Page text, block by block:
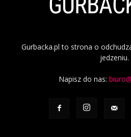
Gurbacka.pl to strona o
jedzeniu.
Napisz do nas: